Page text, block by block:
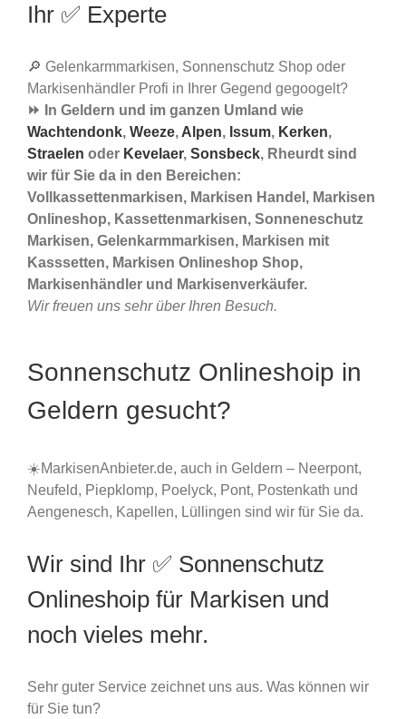
Ihr ✅ Experte
🔎 Gelenkarmmarkisen, Sonnenschutz Shop oder
Markisenhändler Profi in Ihrer Gegend gegoogelt?
⏩ In Geldern und im ganzen Umland wie
Wachtendonk, Weeze, Alpen, Issum, Kerken,
Straelen oder Kevelaer, Sonsbeck, Rheurdt sind
wir für Sie da in den Bereichen:
Vollkassettenmarkisen, Markisen Handel, Markisen
Onlineshop, Kassettenmarkisen, Sonneneschutz
Markisen, Gelenkarmmarkisen, Markisen mit
Kasssetten, Markisen Onlineshop Shop,
Markisenhändler und Markisenverkäufer.
Wir freuen uns sehr über Ihren Besuch.
Sonnenschutz Onlineshoip in
Geldern gesucht?
☀️MarkisenAnbieter.de, auch in Geldern – Neerpont,
Neufeld, Piepklomp, Poelyck, Pont, Postenkath und
Aengenesch, Kapellen, Lüllingen sind wir für Sie da.
Wir sind Ihr ✅ Sonnenschutz
Onlineshoip für Markisen und
noch vieles mehr.
Sehr guter Service zeichnet uns aus. Was können wir
für Sie tun?